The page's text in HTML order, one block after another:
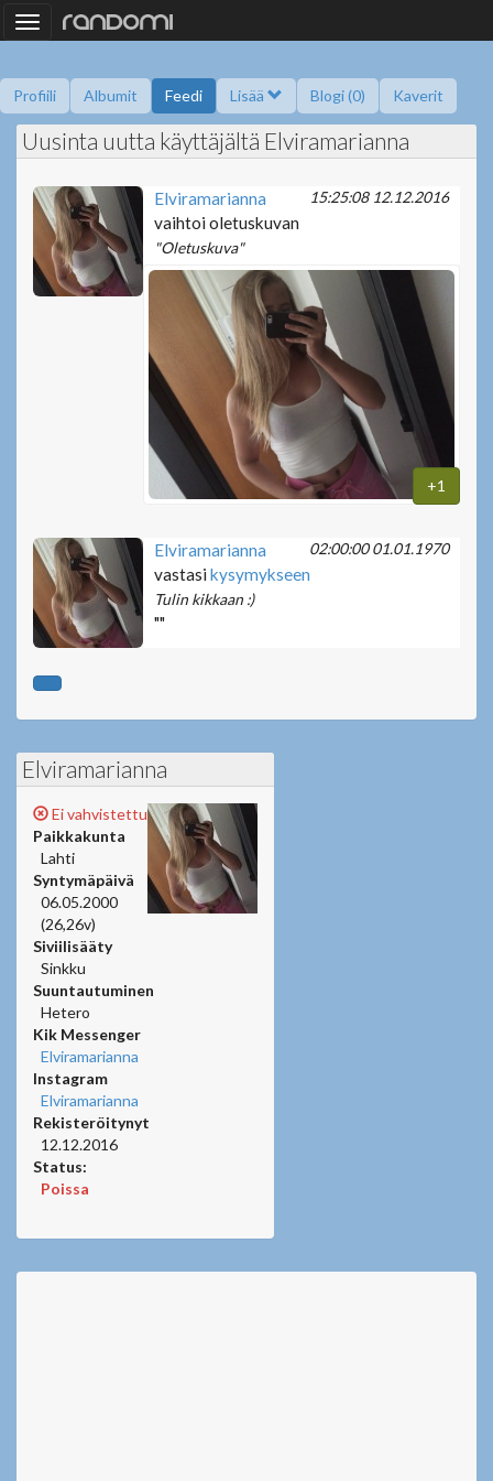
Toggle
navigation
Profiili Albumit Feedi Lisää Blogi (0) Kaverit
Kysy minulta Tietoa Kaverikirja Gallupit Saavutukset
Uusinta uutta käyttäjältä Elviramarianna
15:25:08 12.12.2016
Elviramarianna
vaihtoi oletuskuvan
"Oletuskuva"
+1
02:00:00 01.01.1970
Elviramarianna
vastasikysymykseen
Tulin kikkaan :)
""
Elviramarianna
Ei vahvistettu
Paikkakunta
Lahti
Syntymäpäivä
06.05.2000
(26,26v)
Siviilisääty
Sinkku
Suuntautuminen
Hetero
Kik Messenger
Elviramarianna
Instagram
Elviramarianna
Rekisteröitynyt
12.12.2016
Status:
Poissa